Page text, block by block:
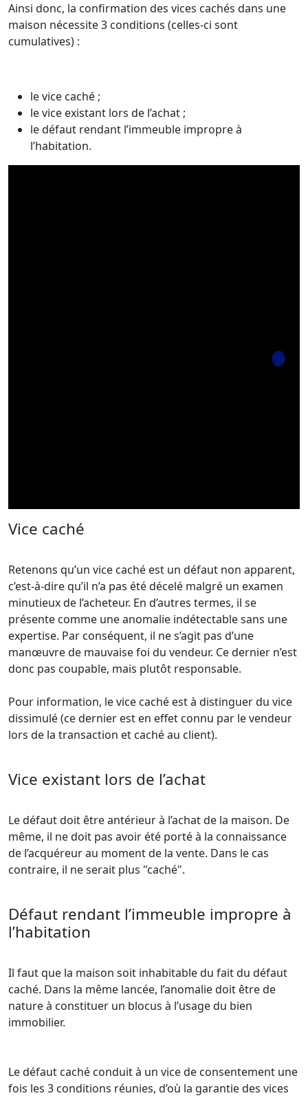
Ainsi donc, la confirmation des vices cachés dans une
maison nécessite 3 conditions (celles-ci sont
cumulatives) :
le vice caché ;
le vice existant lors de l’achat ;
le défaut rendant l’immeuble impropre à
l’habitation.
Vice caché
Retenons qu’un vice caché est un défaut non apparent,
c’est-à-dire qu’il n’a pas été décelé malgré un examen
minutieux de l’acheteur. En d’autres termes, il se
présente comme une anomalie indétectable sans une
expertise. Par conséquent, il ne s’agit pas d’une
manœuvre de mauvaise foi du vendeur. Ce dernier n’est
donc pas coupable, mais plutôt responsable.
Pour information, le vice caché est à distinguer du vice
dissimulé (ce dernier est en effet connu par le vendeur
lors de la transaction et caché au client).
Vice existant lors de l’achat
Le défaut doit être antérieur à l’achat de la maison. De
même, il ne doit pas avoir été porté à la connaissance
de l’acquéreur au moment de la vente. Dans le cas
contraire, il ne serait plus "caché".
Défaut rendant l’immeuble impropre à
l’habitation
Il faut que la maison soit inhabitable du fait du défaut
caché. Dans la même lancée, l’anomalie doit être de
nature à constituer un blocus à l’usage du bien
immobilier.
Le défaut caché conduit à un vice de consentement une
fois les 3 conditions réunies, d’où la garantie des vices